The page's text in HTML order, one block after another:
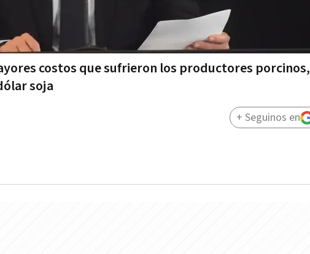
costos que sufrieron los productores porcinos,
soja
+ Seguinos en